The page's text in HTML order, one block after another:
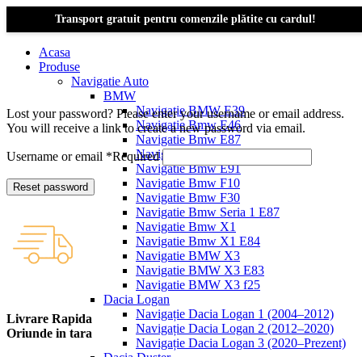
Transport gratuit pentru comenzile plătite cu cardul!
Acasa
Produse
Navigatie Auto
BMW
Navigație BMW E39
Navigatie Bmw E46
Navigatie Bmw E87
Navigatie Bmw E90
Navigatie Bmw E91
Navigatie Bmw F10
Navigatie Bmw F30
Navigatie Bmw Seria 1 E87
Navigatie Bmw X1
Navigatie Bmw X1 E84
Navigatie BMW X3
Navigatie BMW X3 E83
Navigatie BMW X3 f25
Dacia Logan
Navigație Dacia Logan 1 (2004–2012)
Navigație Dacia Logan 2 (2012–2020)
Navigație Dacia Logan 3 (2020–Prezent)
Lost your password? Please enter your username or email address.
You will receive a link to create a new password via email.
Username or email *Required
Reset password
Livrare Rapida
Oriunde in tara